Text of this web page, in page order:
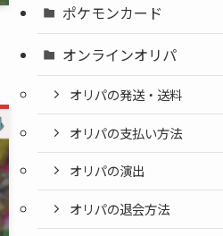
ポケモンカード
オンラインオリパ
オリパの発送・送料
オリパの支払い方法
オリパの演出
オリパの退会方法